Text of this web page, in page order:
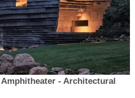
- Architectural